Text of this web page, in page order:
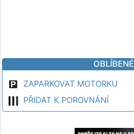
OBLÍBENÉ
ZAPARKOVAT MOTORKU
PŘIDAT K POROVNÁNÍ